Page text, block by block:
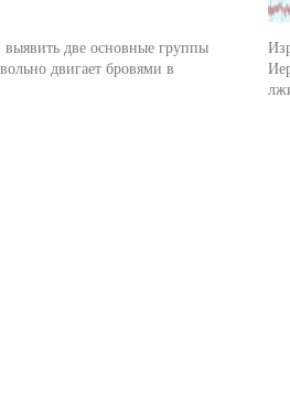
две основные группы
двигает бровями в